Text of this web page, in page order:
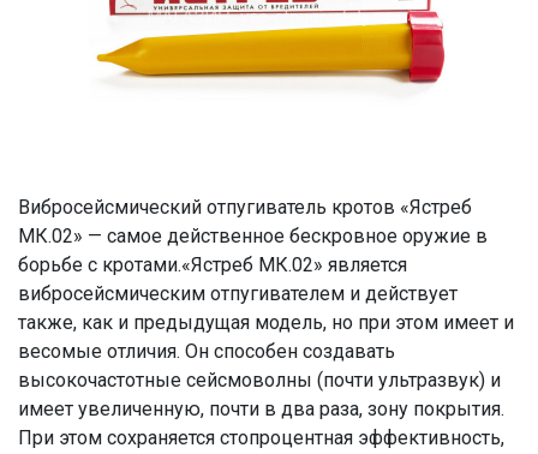
Вибросейсмический отпугиватель кротов «Ястреб
МК.02» — самое действенное бескровное оружие в
борьбе с кротами.«Ястреб МК.02» является
вибросейсмическим отпугивателем и действует
также, как и предыдущая модель, но при этом имеет и
весомые отличия. Он способен создавать
высокочастотные сейсмоволны (почти ультразвук) и
имеет увеличенную, почти в два раза, зону покрытия.
При этом сохраняется стопроцентная эффективность,